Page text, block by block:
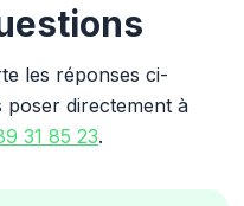
les réponses ci-
poser directement à
31 85 23.